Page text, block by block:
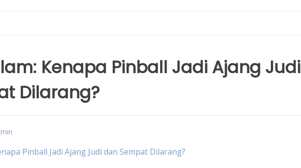
Kenapa Pinball Jadi Ajang Judi
Dilarang?
Pinball Jadi Ajang Judi dan Sempat Dilarang?